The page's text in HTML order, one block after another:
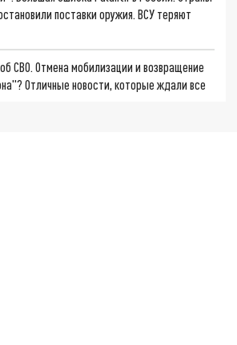
поставки оружия. ВСУ теряют
СВО. Отмена мобилизации и возвращение
Отличные новости, которые ждали все